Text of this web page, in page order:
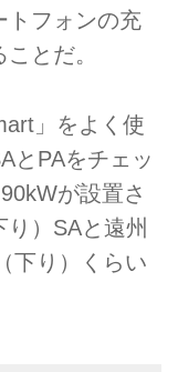
トフォンの充
とだ。
」をよく使
とPAをチェッ
が設置さ
）SAと遠州
下り）くらい